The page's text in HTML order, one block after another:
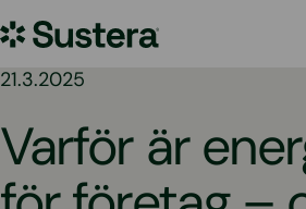
till
Sustera
Sweden
21.3.2025
Varför är